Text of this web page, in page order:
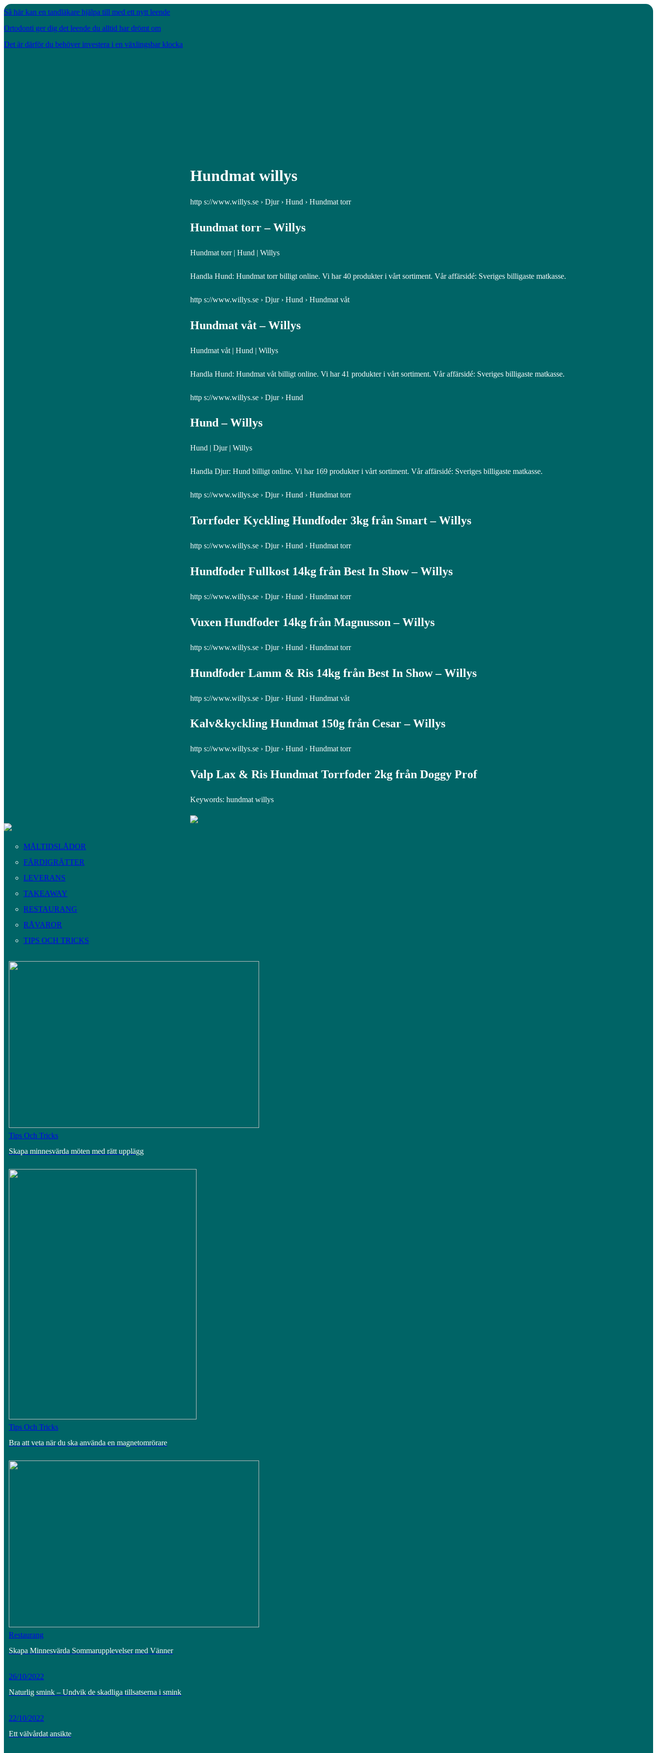
Så här kan en tandläkare hjälpa till med ett nytt leende
Ortodonti ger dig det leende du alltid har drömt om
Det är därför du behöver investera i en växlingsbar klocka
Hundmat willys
http s://www.willys.se › Djur › Hund › Hundmat torr
Hundmat torr – Willys
Hundmat torr | Hund | Willys
Handla Hund: Hundmat torr billigt online. Vi har 40 produkter i vårt sortiment. Vår affärsidé: Sveriges billigaste matkasse.
http s://www.willys.se › Djur › Hund › Hundmat våt
Hundmat våt – Willys
Hundmat våt | Hund | Willys
Handla Hund: Hundmat våt billigt online. Vi har 41 produkter i vårt sortiment. Vår affärsidé: Sveriges billigaste matkasse.
http s://www.willys.se › Djur › Hund
Hund – Willys
Hund | Djur | Willys
Handla Djur: Hund billigt online. Vi har 169 produkter i vårt sortiment. Vår affärsidé: Sveriges billigaste matkasse.
http s://www.willys.se › Djur › Hund › Hundmat torr
Torrfoder Kyckling Hundfoder 3kg från Smart – Willys
http s://www.willys.se › Djur › Hund › Hundmat torr
Hundfoder Fullkost 14kg från Best In Show – Willys
http s://www.willys.se › Djur › Hund › Hundmat torr
Vuxen Hundfoder 14kg från Magnusson – Willys
http s://www.willys.se › Djur › Hund › Hundmat torr
Hundfoder Lamm & Ris 14kg från Best In Show – Willys
http s://www.willys.se › Djur › Hund › Hundmat våt
Kalv&kyckling Hundmat 150g från Cesar – Willys
http s://www.willys.se › Djur › Hund › Hundmat torr
Valp Lax & Ris Hundmat Torrfoder 2kg från Doggy Prof
Keywords: hundmat willys
MÅLTIDSLÅDOR
FÄRDIGRÄTTER
LEVERANS
TAKEAWAY
RESTAURANG
RÅVAROR
TIPS OCH TRICKS
Tips Och Tricks
Skapa minnesvärda möten med rätt upplägg
Tips Och Tricks
Bra att veta när du ska använda en magnetomrörare
Restaurang
Skapa Minnesvärda Sommarupplevelser med Vänner
26/10/2022
Naturlig smink – Undvik de skadliga tillsatserna i smink
22/10/2022
Ett välvårdat ansikte